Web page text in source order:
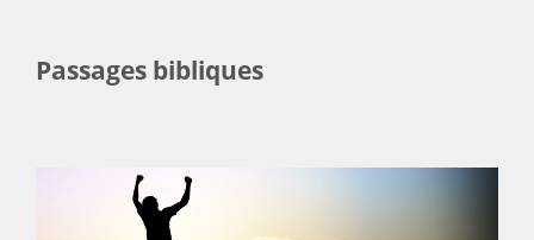
Passages bibliques